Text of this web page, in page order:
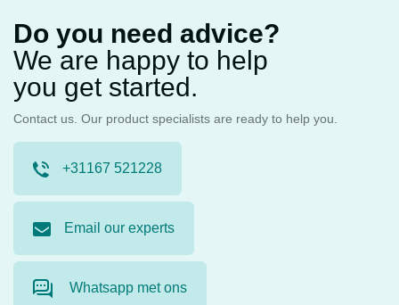
Do you need advice?
We are happy to help
you get started.
Contact us. Our product specialists are ready to help you.
+31167 521228
Email our experts
Whatsapp met ons